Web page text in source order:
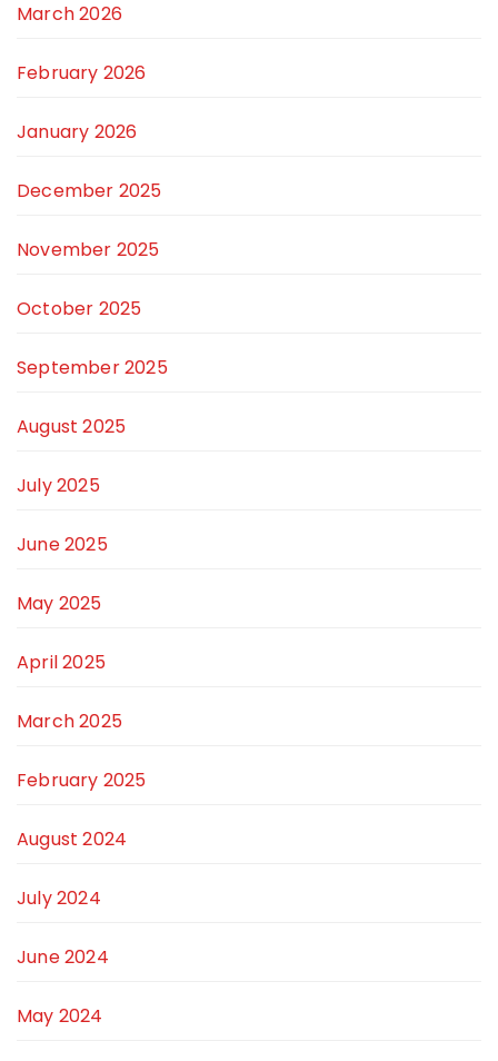
March 2026
February 2026
January 2026
December 2025
November 2025
October 2025
September 2025
August 2025
July 2025
June 2025
May 2025
April 2025
March 2025
February 2025
August 2024
July 2024
June 2024
May 2024